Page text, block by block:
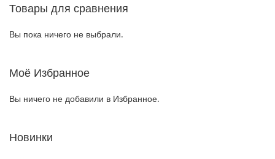
Товары для сравнения
Вы пока ничего не выбрали.
Моё Избранное
Вы ничего не добавили в Избранное.
Новинки